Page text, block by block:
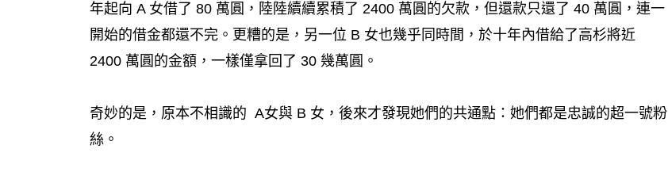
年起向 A 女借了 80 萬圓，陸陸續續累積了 2400 萬圓的欠款，但還款只還了 40 萬圓，連一
開始的借金都還不完。更糟的是，另一位 B 女也幾乎同時間，於十年內借給了高杉將近
2400 萬圓的金額，一樣僅拿回了 30 幾萬圓。
奇妙的是，原本不相識的 A女與 B 女，後來才發現她們的共通點：她們都是忠誠的超一號粉
絲。